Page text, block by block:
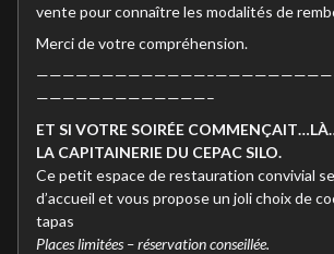
vente pour connaître les modalités de
Merci de votre compréhension.
—————————————–
ET SI VOTRE SOIRÉE
LA CAPITAINERIE DU CEPAC SILO.
Ce petit espace de restauration convivial
d’accueil et vous propose un joli choix de
tapas
Places limitées – réservation conseillée.